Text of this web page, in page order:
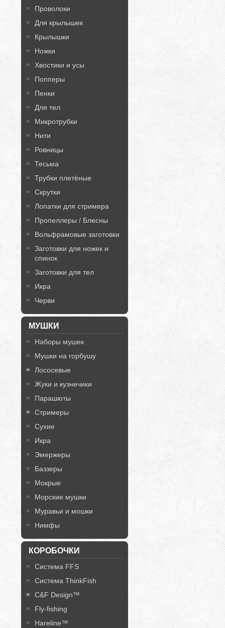
Проволоки
Для крылышек
Крылышки
Ножки
Хвостики и усы
Попперы
Пенки
Для тел
Микротрубки
Нити
Ровницы
Тесьма
Трубки плетёные
Скрутки
Лопатки для стримера
Пропеллеры / Блесны
Вольфрамовые заготовки
Заготовки для ножек и
спинок
Заготовки для тел
Икра
Черви
МУШКИ
Наборы мушек
Мушки на горбушу
Лососевые
Жуки и кузнечики
Парашюты
Стримеры
Сухие
Икра
Эмержеры
Баззеры
Мокрые
Морские мушки
Муравьи и мошки
Нимфы
КОРОБОЧКИ
Система FFS
Система ThinkFish
C&F Design™
Fly-fishing
Hareline™